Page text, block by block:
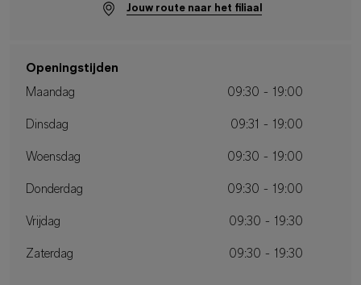
Jouw route naar het filiaal
Openingstijden
Maandag
09:30 - 19:00
Dinsdag 09:31 - 19:00
Woensdag 09:30 - 19:00
Donderdag 09:30 - 19:00
Vrijdag 09:30 - 19:30
Zaterdag 09:30 - 19:30